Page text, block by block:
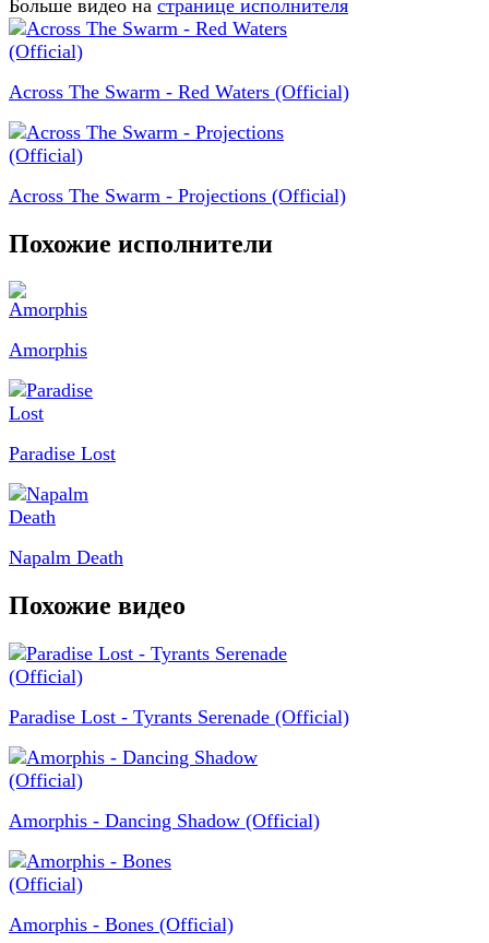
Больше видео на странице исполнителя
Across The Swarm - Red Waters (Official)
Across The Swarm - Projections (Official)
Похожие исполнители
Amorphis
Paradise Lost
Napalm Death
Похожие видео
Paradise Lost - Tyrants Serenade (Official)
Amorphis - Dancing Shadow (Official)
Amorphis - Bones (Official)